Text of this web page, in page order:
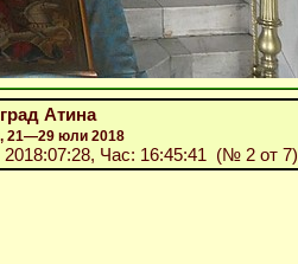
Атина
21—29 юли 2018
2018:07:28, Час: 16:45:41 (№ 2 от 7)